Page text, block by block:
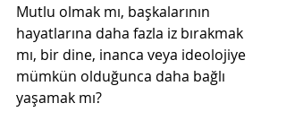
Mutlu olmak mı, başkalarının
hayatlarına daha fazla iz bırakmak
mı, bir dine, inanca veya ideolojiye
mümkün olduğunca daha bağlı
yaşamak mı?